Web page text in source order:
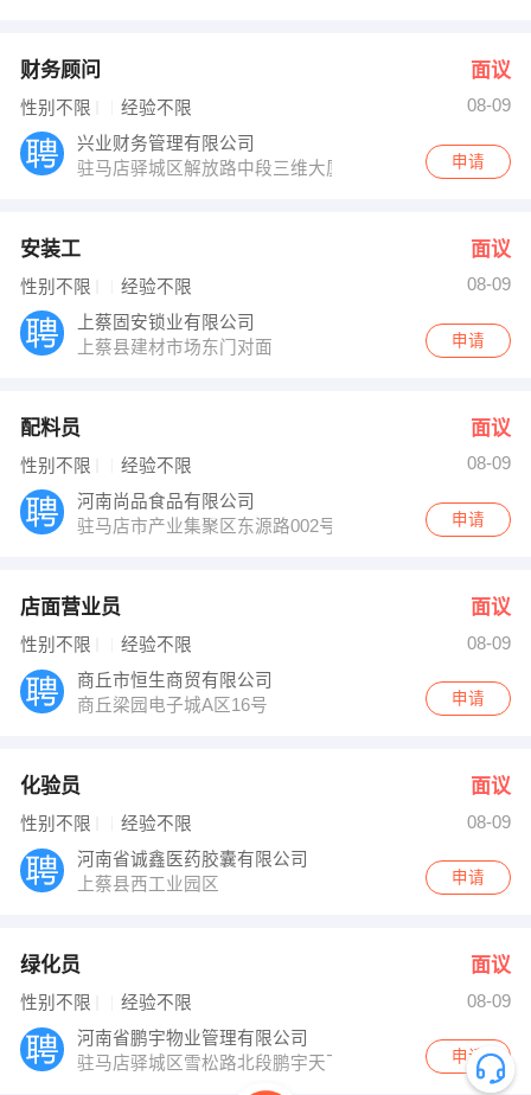
财务顾问 面议
性别不限 经验不限
08-09
兴业财务管理有限公司
驻马店驿城区解放路中段三维大厦
申请
安装工 面议
性别不限 经验不限
08-09
上蔡固安锁业有限公司
上蔡县建材市场东门对面
申请
配料员 面议
性别不限 经验不限
08-09
河南尚品食品有限公司
驻马店市产业集聚区东源路002号
申请
店面营业员 面议
性别不限 经验不限
08-09
商丘市恒生商贸有限公司
商丘梁园电子城A区16号
申请
化验员 面议
性别不限 经验不限
08-09
河南省诚鑫医药胶囊有限公司
上蔡县西工业园区
申请
绿化员 面议
性别不限 经验不限
08-09
河南省鹏宇物业管理有限公司
驻马店驿城区雪松路北段鹏宇天下城11楼1层
申请